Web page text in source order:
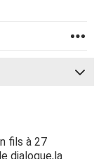
fils à 27
dialogue,la